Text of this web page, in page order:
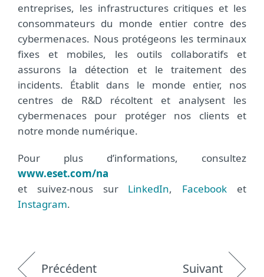
entreprises, les infrastructures critiques et les
consommateurs du monde entier contre des
cybermenaces. Nous protégeons les terminaux
fixes et mobiles, les outils collaboratifs et
assurons la détection et le traitement des
incidents. Établit dans le monde entier, nos
centres de R&D récoltent et analysent les
cybermenaces pour protéger nos clients et
notre monde numérique.
Pour plus d’informations, consultez
www.eset.com/na
et suivez-nous sur LinkedIn, Facebook et
Instagram.
Précédent Suivant